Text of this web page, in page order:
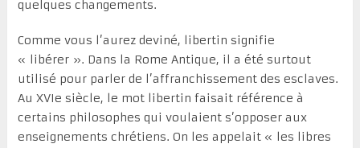
quelques changements.
Comme vous l’aurez deviné, libertin signifie
« libérer ». Dans la Rome Antique, il a été surtout
utilisé pour parler de l’affranchissement des esclaves.
Au XVIe siècle, le mot libertin faisait référence à
certains philosophes qui voulaient s’opposer aux
enseignements chrétiens. On les appelait « les libres